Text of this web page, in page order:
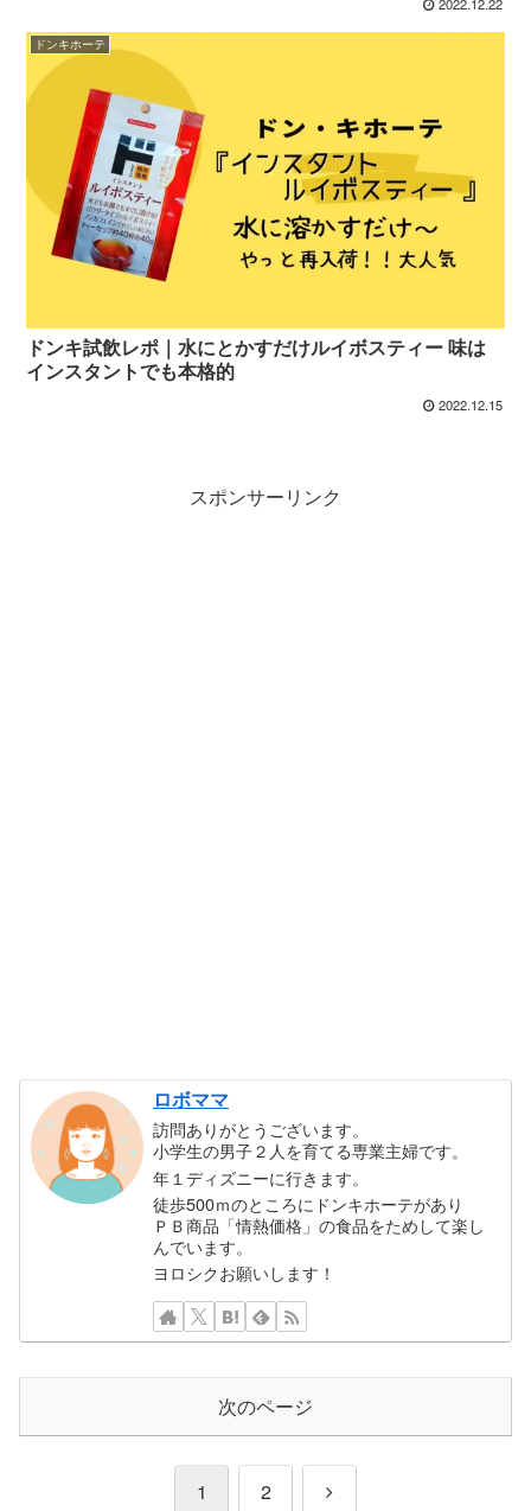
ドンキホーテ
ドンキ試飲レポ｜水にとかすだけルイボスティー 味は
インスタントでも本格的
2022.12.15
スポンサーリンク
ロボママ
訪問ありがとうございます。
小学生の男子２人を育てる専業主婦です。
年１ディズニーに行きます。
徒歩500ｍのところにドンキホーテがあり
ＰＢ商品「情熱価格」の食品をためして楽し
んでいます。
ヨロシクお願いします！
次のページ
1 2
次